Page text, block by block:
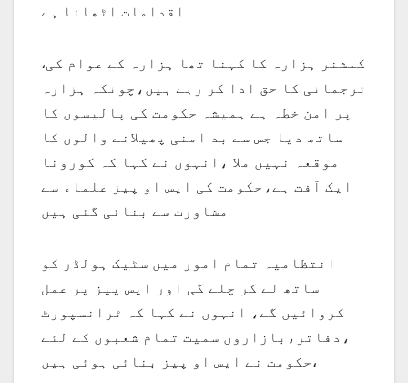
اقدامات اٹھانا ہے
،کمشنر ہزارہ کا کہنا تھا ہزارہ کے عوام کی
ترجمانی کا حق ادا کر رہے ہیں،چونکہ ہزارہ
پر امن خطہ ہے ہمیشہ حکومت کی پالیسوں کا
ساتھ دیا جس سے بد امنی پھیلانے والوں کا
موقعہ نہیں ملا ،انہوں نے کہا کہ کورونا
ایک آفت ہے،حکومت کی ایس او پیز علماء سے
مشاورت سے بنائی گئی ہیں
انتظامیہ تمام امور میں سٹیک ہولڈر کو
ساتھ لے کر چلے گی اور ایس پیز پر عمل
کروائیں گے، انہوں نے کہا کہ ٹرانسپورٹ
،دفاتر،بازاروں سمیت تمام شعبوں کے لئے
حکومت نے ایس او پیز بنائی ہوئی ہیں،